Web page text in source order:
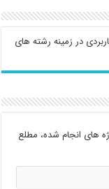
در زمینه رشته های
های انجام شده، مطلع